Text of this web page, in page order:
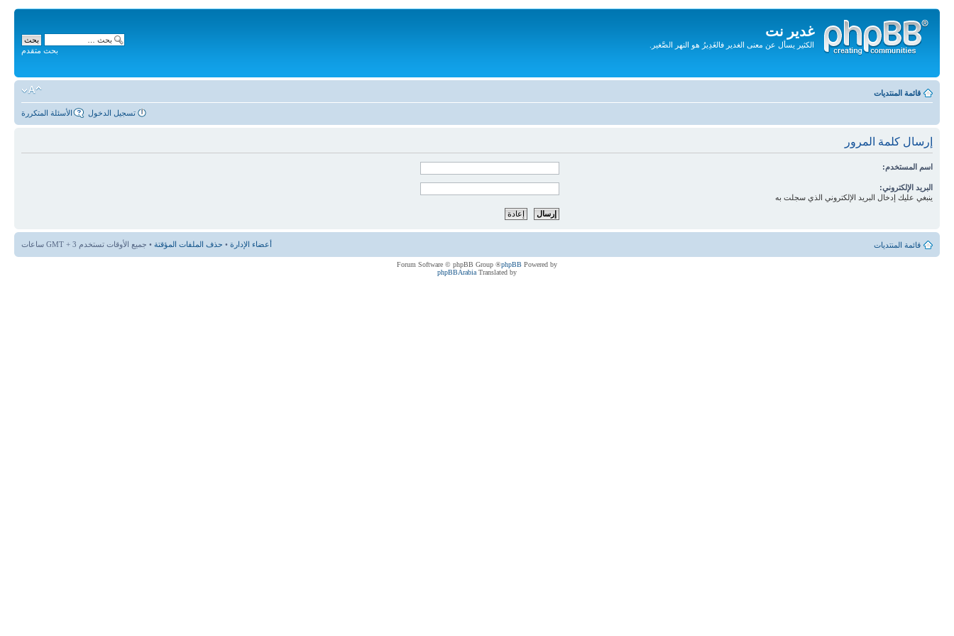
غدير نت
الكثير يسأل عن معنى الغدير فالغَدِيرُ هو النهر الصَّغير.
المحتويات
بحث متقدم
قائمة المنتديات
الأسئلة المتكررة تسجيل الدخول
إرسال كلمة المرور
اسم المستخدم:
البريد الإلكتروني:
ينبغي عليك إدخال البريد الإلكتروني الذي سجلت به
قائمة المنتديات أعضاء الإدارة • حذف الملفات المؤقتة • جميع الأوقات تستخدم GMT + 3 ساعات
Powered by
phpBB
® Forum Software © phpBB Group
Translated by
phpBBArabia